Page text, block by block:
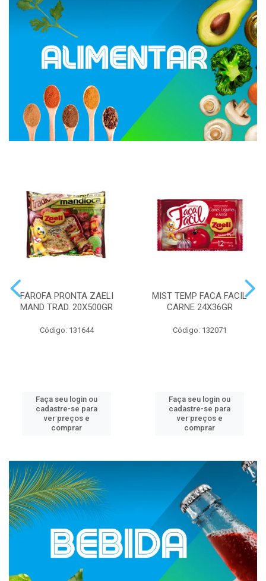
FAROFA PRONTA ZAELI
MAND TRAD. 20X500GR
Código: 131644
Faça seu login ou
cadastre-se para
ver preços e
comprar
MIST TEMP FACA FACIL
CARNE 24X36GR
Código: 132071
Faça seu login ou
cadastre-se para
ver preços e
comprar